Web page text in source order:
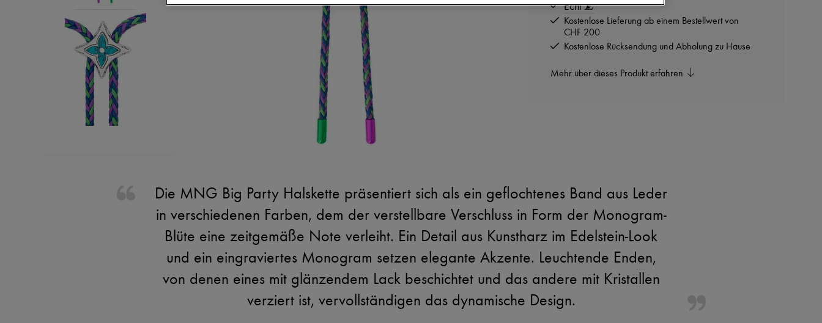
Echt
Kostenlose Lieferung ab einem Bestellwert von
CHF 200
Kostenlose Rücksendung und Abholung zu Hause
Mehr über dieses Produkt erfahren
Die MNG Big Party Halskette präsentiert sich als ein geflochtenes Band aus Leder
in verschiedenen Farben, dem der verstellbare Verschluss in Form der Monogram-
Blüte eine zeitgemäße Note verleiht. Ein Detail aus Kunstharz im Edelstein-Look
und ein eingraviertes Monogram setzen elegante Akzente. Leuchtende Enden,
von denen eines mit glänzendem Lack beschichtet und das andere mit Kristallen
verziert ist, vervollständigen das dynamische Design.